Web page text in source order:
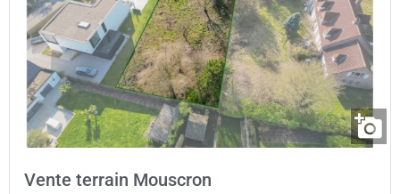
Vente terrain Mouscron